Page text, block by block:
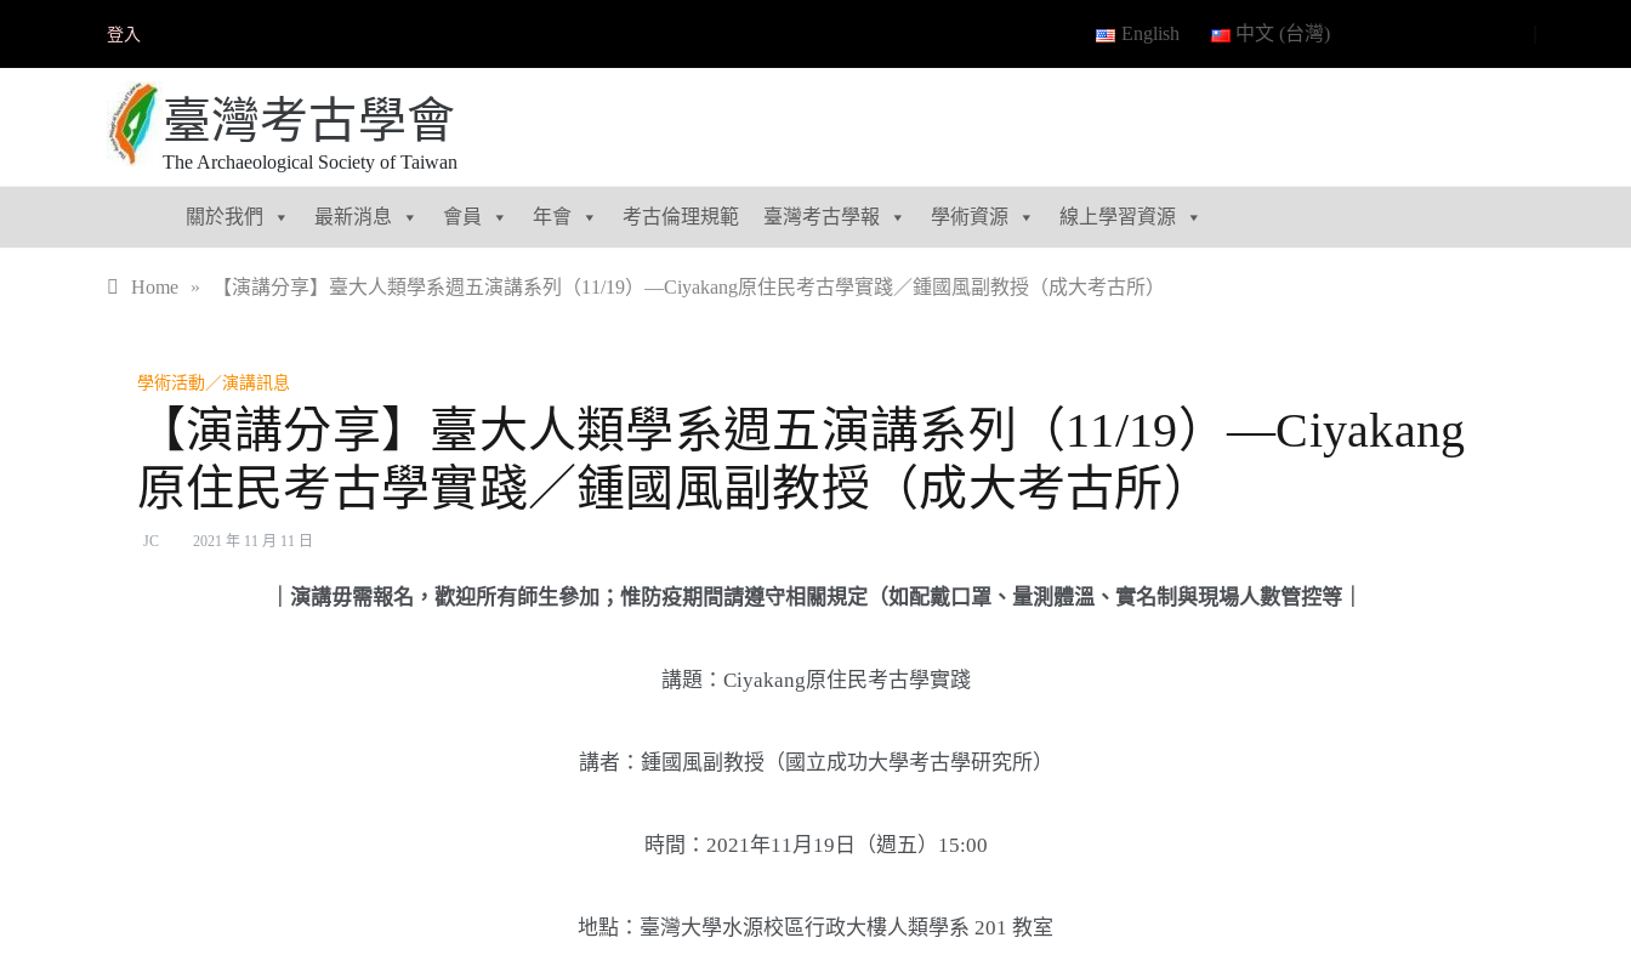
content
登入 English 中文 (台灣)
臺灣考古學會
The Archaeological Society of Taiwan
關於我們 最新消息 會員 年會 考古倫理規範 臺灣考古學報 學術資源 線上學習資源
Home » 【演講分享】臺大人類學系週五演講系列（11/19）—Ciyakang原住民考古學實踐／鍾國風副教授（成大考古所）
學術活動／演講訊息
【演講分享】臺大人類學系週五演講系列（11/19）—Ciyakang
原住民考古學實踐／鍾國風副教授（成大考古所）
JC 2021 年 11 月 11 日
｜演講毋需報名，歡迎所有師生參加；惟防疫期間請遵守相關規定（如配戴口罩、量測體溫、實名制與現場人數管控等｜
講題：Ciyakang原住民考古學實踐
講者：鍾國風副教授（國立成功大學考古學研究所）
時間：2021年11月19日（週五）15:00
地點：臺灣大學水源校區行政大樓人類學系 201 教室